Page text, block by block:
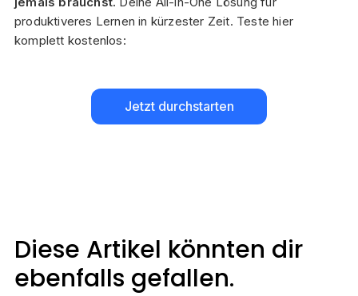
produktiveres Lernen in kürzester Zeit. Teste hier
komplett kostenlos:
Jetzt durchstarten
Diese Artikel könnten dir
ebenfalls gefallen.